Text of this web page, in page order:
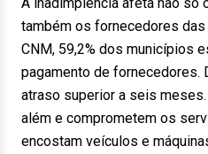
também os fornecedores
CNM, 59,2% dos municípios
pagamento de fornecedores.
atraso superior a seis
além e comprometem os
encostam veículos e